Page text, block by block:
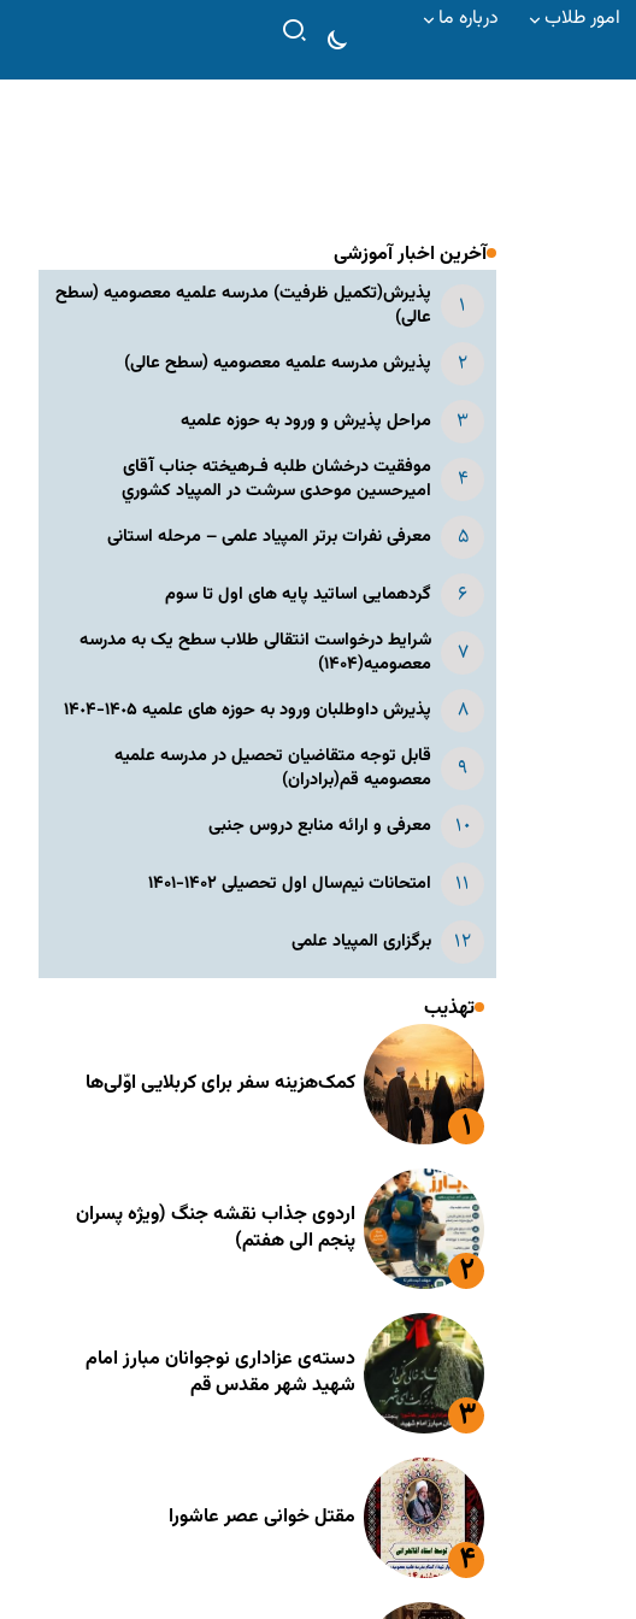
امور طلاب درباره ما
آخرین اخبار آموزشی
پذیرش(تکمیل ظرفیت) مدرسه علمیه معصومیه‌ (سطح
عالی)
پذیرش مدرسه علمیه معصومیه‌ (سطح عالی)
مراحل پذیرش و ورود به حوزه علمیه
موفقیت درخشان طلبه فـرهیخته جناب آقای
امیرحسین موحدی سرشت در المپياد كشوري
معرفی نفرات برتر المپیاد علمی – مرحله استانی
گردهمایی اساتید پایه های اول تا سوم
شرایط درخواست انتقالی طلاب سطح یک به مدرسه
معصومیه(۱۴۰۴)
پذیرش داوطلبان ورود به حوزه های علمیه ١۴٠۵-١۴٠۴
قابل توجه متقاضیان تحصیل در مدرسه علمیه
معصومیه قم(برادران)
معرفی و ارائه منابع دروس جنبی
امتحانات نیم‌سال اول تحصیلی ۱۴۰۲-۱۴۰۱
برگزاری المپیاد علمی
تهذیب
کمک‌هزینه سفر برای کربلایی اوّلی‌ها
اردوی جذاب نقشه جنگ (ویژه پسران
پنجم الی هفتم)
دسته‌ی عزاداری نوجوانان مبارز امام
شهید شهر مقدس قم
مقتل خوانی عصر عاشورا